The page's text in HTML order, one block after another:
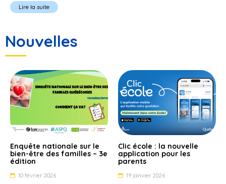
Lire la suite
Nouvelles
Enquête nationale sur le
bien-être des familles – 3e
édition
10 février 2026
Clic école : la nouvelle
application pour les
parents
19 janvier 2026